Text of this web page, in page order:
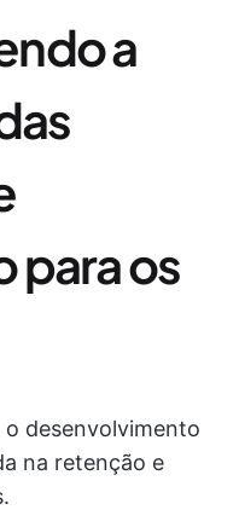
a
para os
desenvolvimento
na retenção e